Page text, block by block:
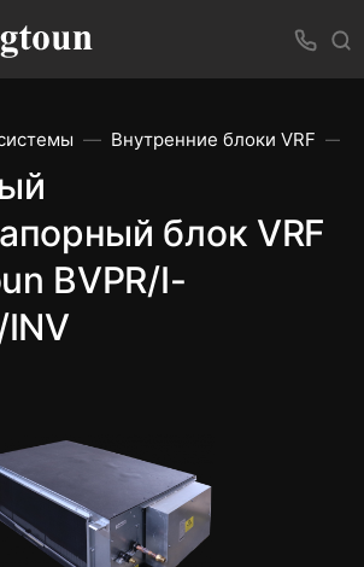
Внутренние блоки VRF
блок VRF
BVPR/I-
INV